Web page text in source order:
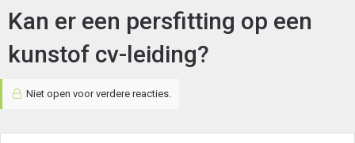
Kan er een persfitting op een
kunstof cv-leiding?
Niet open voor verdere reacties.